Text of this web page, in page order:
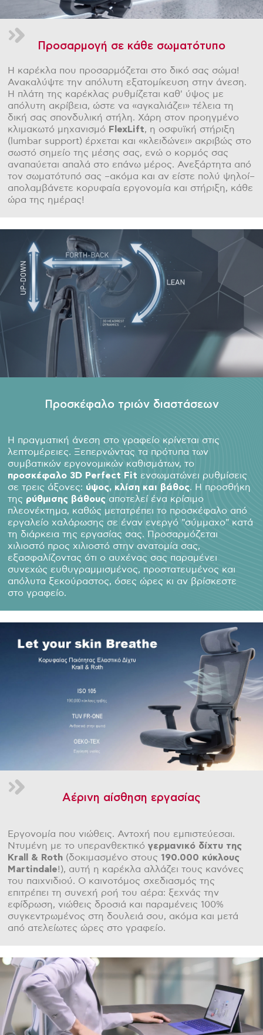
Προσαρμογή σε κάθε σωματότυπο
Η καρέκλα που προσαρμόζεται στο δικό σας σώμα!
Ανακαλύψτε την απόλυτη εξατομίκευση στην άνεση.
Η πλάτη της καρέκλας ρυθμίζεται καθ' ύψος με
απόλυτη ακρίβεια, ώστε να «αγκαλιάζει» τέλεια τη
δική σας σπονδυλική στήλη. Χάρη στον προηγμένο
κλιμακωτό μηχανισμό FlexLift, η οσφυϊκή στήριξη
(lumbar support) έρχεται και «κλειδώνει» ακριβώς στο
σωστό σημείο της μέσης σας, ενώ ο κορμός σας
αναπαύεται απαλά στο επάνω μέρος. Ανεξάρτητα από
τον σωματότυπό σας –ακόμα και αν είστε πολύ ψηλοί–
απολαμβάνετε κορυφαία εργονομία και στήριξη, κάθε
ώρα της ημέρας!
Προσκέφαλο τριών διαστάσεων
Η πραγματική άνεση στο γραφείο κρίνεται στις
λεπτομέρειες. Ξεπερνώντας τα πρότυπα των
συμβατικών εργονομικών καθισμάτων, το
προσκέφαλο 3D Perfect Fit ενσωματώνει ρυθμίσεις
σε τρεις άξονες: ύψος, κλίση και βάθος. Η προσθήκη
της ρύθμισης βάθους αποτελεί ένα κρίσιμο
πλεονέκτημα, καθώς μετατρέπει το προσκέφαλο από
εργαλείο χαλάρωσης σε έναν ενεργό "σύμμαχο" κατά
τη διάρκεια της εργασίας σας. Προσαρμόζεται
χιλιοστό προς χιλιοστό στην ανατομία σας,
εξασφαλίζοντας ότι ο αυχένας σας παραμένει
συνεχώς ευθυγραμμισμένος, προστατευμένος και
απόλυτα ξεκούραστος, όσες ώρες κι αν βρίσκεστε
στο γραφείο.
Αέρινη αίσθηση εργασίας
Εργονομία που νιώθεις. Αντοχή που εμπιστεύεσαι.
Ντυμένη με το υπερανθεκτικόγερμανικό δίχτυ της
Krall & Roth (δοκιμασμένο στους 190.000 κύκλους
Martindale!), αυτή η καρέκλα αλλάζει τους κανόνες
του παιχνιδιού. Ο καινοτόμος σχεδιασμός της
επιτρέπει τη συνεχή ροή του αέρα: ξεχνάς την
εφίδρωση, νιώθεις δροσιά και παραμένεις 100%
συγκεντρωμένος στη δουλειά σου, ακόμα και μετά
από ατελείωτες ώρες στο γραφείο.